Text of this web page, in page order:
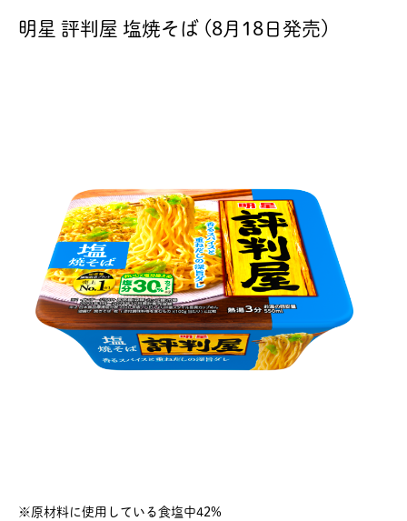
明星 評判屋 塩焼そば (8月18日発売)
※原材料に使用している食塩中42%